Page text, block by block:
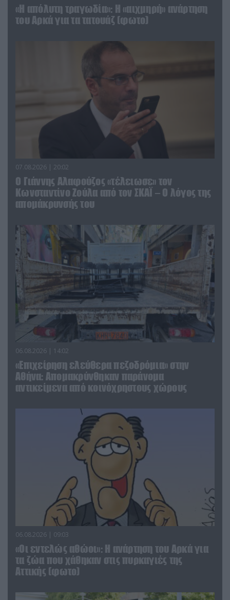
«Η απόλυτη τραγωδία»: Η «αιχμηρή» ανάρτηση
του Αρκά για τα τατουάζ (φωτο)
07.08.2026 | 20:02
Ο Γιάννης Αλαφούζος «τέλειωσε» τον
Κωνσταντίνο Ζούλα από τον ΣΚΑΪ – Ο λόγος της
απομάκρυνσής του
06.08.2026 | 14:02
«Επιχείρηση ελεύθερα πεζοδρόμια» στην
Αθήνα: Απομακρύνθηκαν παράνομα
αντικείμενα από κοινόχρηστους χώρους
06.08.2026 | 09:03
«Οι εντελώς αθώοι»: Η ανάρτηση του Αρκά για
τα ζώα που χάθηκαν στις πυρκαγιές της
Αττικής (φωτο)